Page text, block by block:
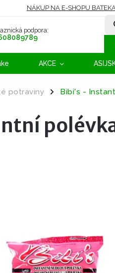
NÁKUP NA E-SHOPU BATEKA
podpora:
AKCE
potraviny / Bibi's -